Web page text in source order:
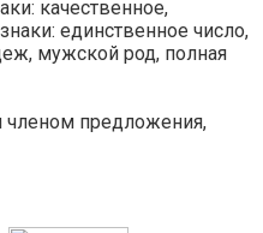
качественное,
единственное число,
мужской род, полная
предложения,